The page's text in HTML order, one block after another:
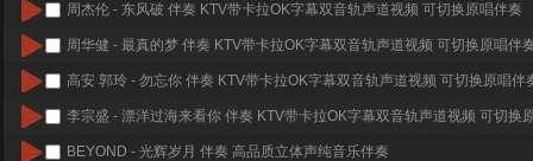
周杰伦 - 东风破 伴奏 KTV带卡拉OK字幕双音轨声道视频 可切换原唱伴奏
周华健 - 最真的梦 伴奏 KTV带卡拉OK字幕双音轨声道视频 可切换原唱伴
高安 郭玲 - 勿忘你 伴奏 KTV带卡拉OK字幕双音轨声道视频 可切换原唱伴
李宗盛 - 漂洋过海来看你 伴奏 KTV带卡拉OK字幕双音轨声道视频 可切换
BEYOND - 光辉岁月 伴奏 高品质立体声纯音乐伴奏